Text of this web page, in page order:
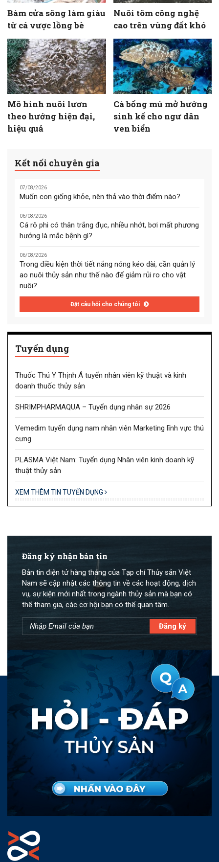
Bám cửa sông làm giàu
từ cá vược lồng bè
Nuôi tôm công nghệ
cao trên vùng đất khó
Mô hình nuôi lươn
theo hướng hiện đại,
hiệu quả
Cá bống mú mở hướng
sinh kế cho ngư dân
ven biển
Kết nối chuyên gia
07/08/2026
Muốn con giống khỏe, nên thả vào thời điểm nào?
06/08/2026
Cá rô phi có thân trắng đục, nhiều nhớt, bơi mất phương
hướng là mắc bệnh gì?
06/08/2026
Trong điều kiện thời tiết nắng nóng kéo dài, cần quản lý
ao nuôi thủy sản như thế nào để giảm rủi ro cho vật
nuôi?
Đặt câu hỏi cho chúng tôi
Tuyển dụng
Thuốc Thú Y Thịnh Á tuyển nhân viên kỹ thuật và kinh
doanh thuốc thủy sản
SHRIMPHARMAQUA – Tuyển dụng nhân sự 2026
Vemedim tuyển dụng nam nhân viên Marketing lĩnh vực thú
cưng
PLASMA Việt Nam: Tuyển dụng Nhân viên kinh doanh kỹ
thuật thủy sản
XEM THÊM TIN TUYỂN DỤNG
Đăng ký nhận bản tin
Bản tin điện tử hàng tháng của Tạp chí Thủy sản Việt
Nam sẽ cập nhật các thông tin về các hoạt động, dịch
vụ, sự kiện mới nhất trong ngành thủy sản mà bạn có
thể tham gia, các cơ hội bạn có thể quan tâm.